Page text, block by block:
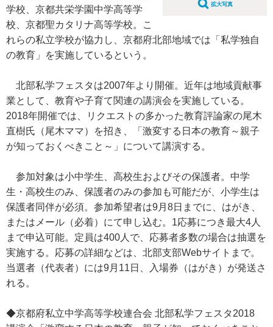
拡大写真
学校、京都共栄学園中学高等学
校、京都聖カタリナ高等学校。こ
れらの私立学校が協力し、京都府北部地域では「私学独自
の教育」を実施しているという。
北部私学フェスタは2007年より開催。近年は地域貢献事
業として、教育や子育て関連の講演会を実施している。
2018年開催では、リクエストの多かった教育評論家の尾木
直樹氏（尾木ママ）を招き、「激変する日本の教育～親子
が知っておくべきこと～」について講演する。
参加対象は小中学生、高校生およびその保護者。中学
生・高校生のみ、保護者のみの参加も可能だが、小学生は
保護者同伴が必須。参加希望者は9月8日までに、はがき、
またはメール（必着）にて申し込む。1応募につき最大4人
まで申込可能。定員は400人で、応募者多数の場合は抽選を
実施する。応募の詳細などは、北部支部Webサイトまで。
当選者（代表者）には9月11日、入場券（はがき）が発送さ
れる。
◆京都府私立中学高等学校連合会 北部私学フェスタ2018